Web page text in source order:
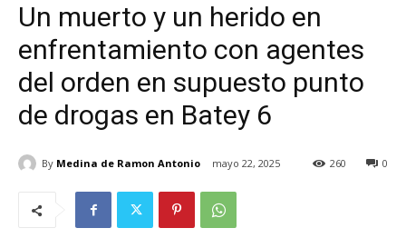
Un muerto y un herido en
enfrentamiento con agentes
del orden en supuesto punto
de drogas en Batey 6
By Medina de Ramon Antonio mayo 22, 2025 0
260